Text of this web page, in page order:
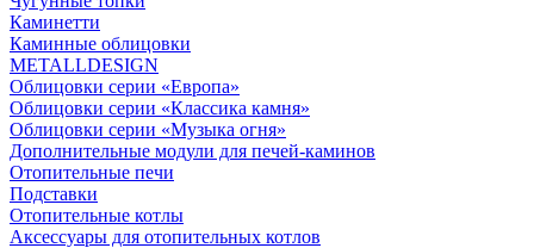
Каминетти
Каминные облицовки
METALLDESIGN
Облицовки серии «Европа»
Облицовки серии «Классика камня»
Облицовки серии «Музыка огня»
Дополнительные модули для печей-каминов
Отопительные печи
Подставки
Отопительные котлы
Аксессуары для отопительных котлов